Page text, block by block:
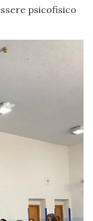
psicofisico